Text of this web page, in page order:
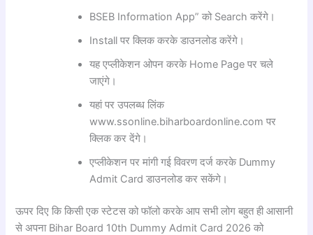
BSEB Information App” को Search करेंगे।
Install पर क्लिक करके डाउनलोड करेंगे।
यह एप्लीकेशन ओपन करके Home Page पर चले
जाएंगे।
यहां पर उपलब्ध लिंक
www.ssonline.biharboardonline.com पर
क्लिक कर देंगे।
एप्लीकेशन पर मांगी गई विवरण दर्ज करके Dummy
Admit Card डाउनलोड कर सकेंगे।
ऊपर दिए कि किसी एक स्टेटस को फॉलो करके आप सभी लोग बहुत ही आसानी
से अपना Bihar Board 10th Dummy Admit Card 2026 को